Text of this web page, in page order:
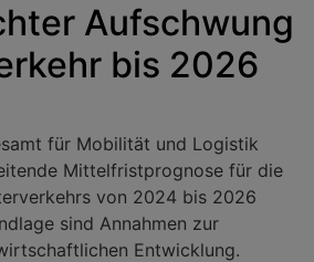
Aufschwung
bis 2026
für Mobilität und Logistik
Mittelfristprognose für die
von 2024 bis 2026
sind Annahmen zur
Entwicklung.